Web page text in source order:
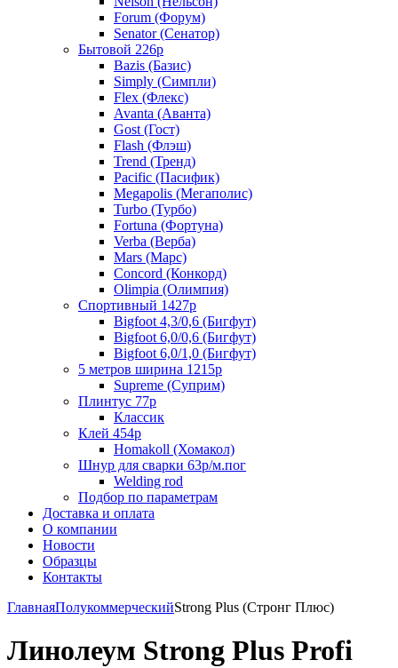
Forum (Форум)
Senator (Сенатор)
Бытовой 226р
Bazis (Базис)
Simply (Симпли)
Flex (Флекс)
Avanta (Аванта)
Gost (Гост)
Flash (Флэш)
Trend (Тренд)
Pacific (Пасифик)
Megapolis (Мегаполис)
Turbo (Турбо)
Fortuna (Фортуна)
Verba (Верба)
Mars (Марс)
Concord (Конкорд)
Olimpia (Олимпия)
Спортивный 1427р
Bigfoot 4,3/0,6 (Бигфут)
Bigfoot 6,0/0,6 (Бигфут)
Bigfoot 6,0/1,0 (Бигфут)
5 метров ширина 1215р
Supreme (Суприм)
Плинтус 77р
Классик
Клей 454р
Homakoll (Хомакол)
Шнур для сварки 63р/м.пог
Welding rod
Подбор по параметрам
Доставка и оплата
О компании
Новости
Образцы
Контакты
ГлавнаяПолукоммерческийStrong Plus (Стронг Плюс)
Линолеум Strong Plus Profi